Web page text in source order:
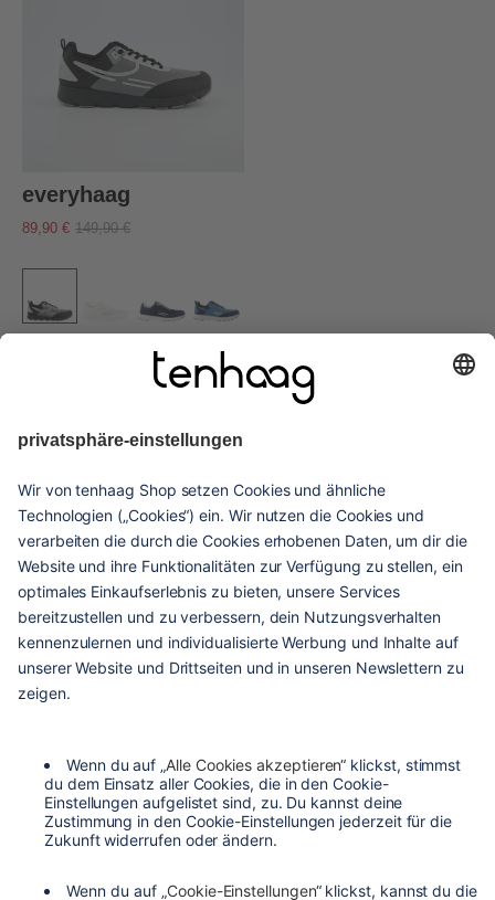
everyhaag
89,90 € 149,90 €
zero
haags
given
hilfe & service